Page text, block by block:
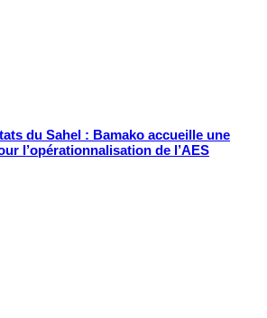
du Sahel : Bamako accueille une
l’opérationnalisation de l’AES